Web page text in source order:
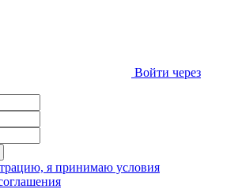
Войти через
я принимаю условия